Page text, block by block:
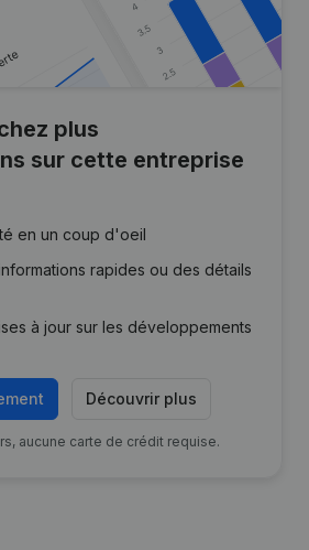
plus
sur cette entreprise
en un coup d'oeil
rapides ou des détails
à jour sur les développements
Découvrir plus
aucune carte de crédit requise.